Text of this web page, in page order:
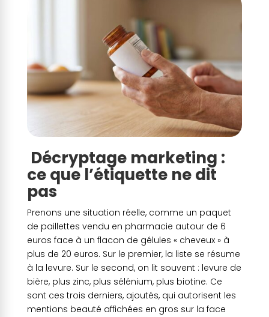
️ Décryptage marketing :
ce que l’étiquette ne dit
pas
Prenons une situation réelle, comme un paquet
de paillettes vendu en pharmacie autour de 6
euros face à un flacon de gélules « cheveux » à
plus de 20 euros. Sur le premier, la liste se résume
à la levure. Sur le second, on lit souvent : levure de
bière, plus zinc, plus sélénium, plus biotine. Ce
sont ces trois derniers, ajoutés, qui autorisent les
mentions beauté affichées en gros sur la face